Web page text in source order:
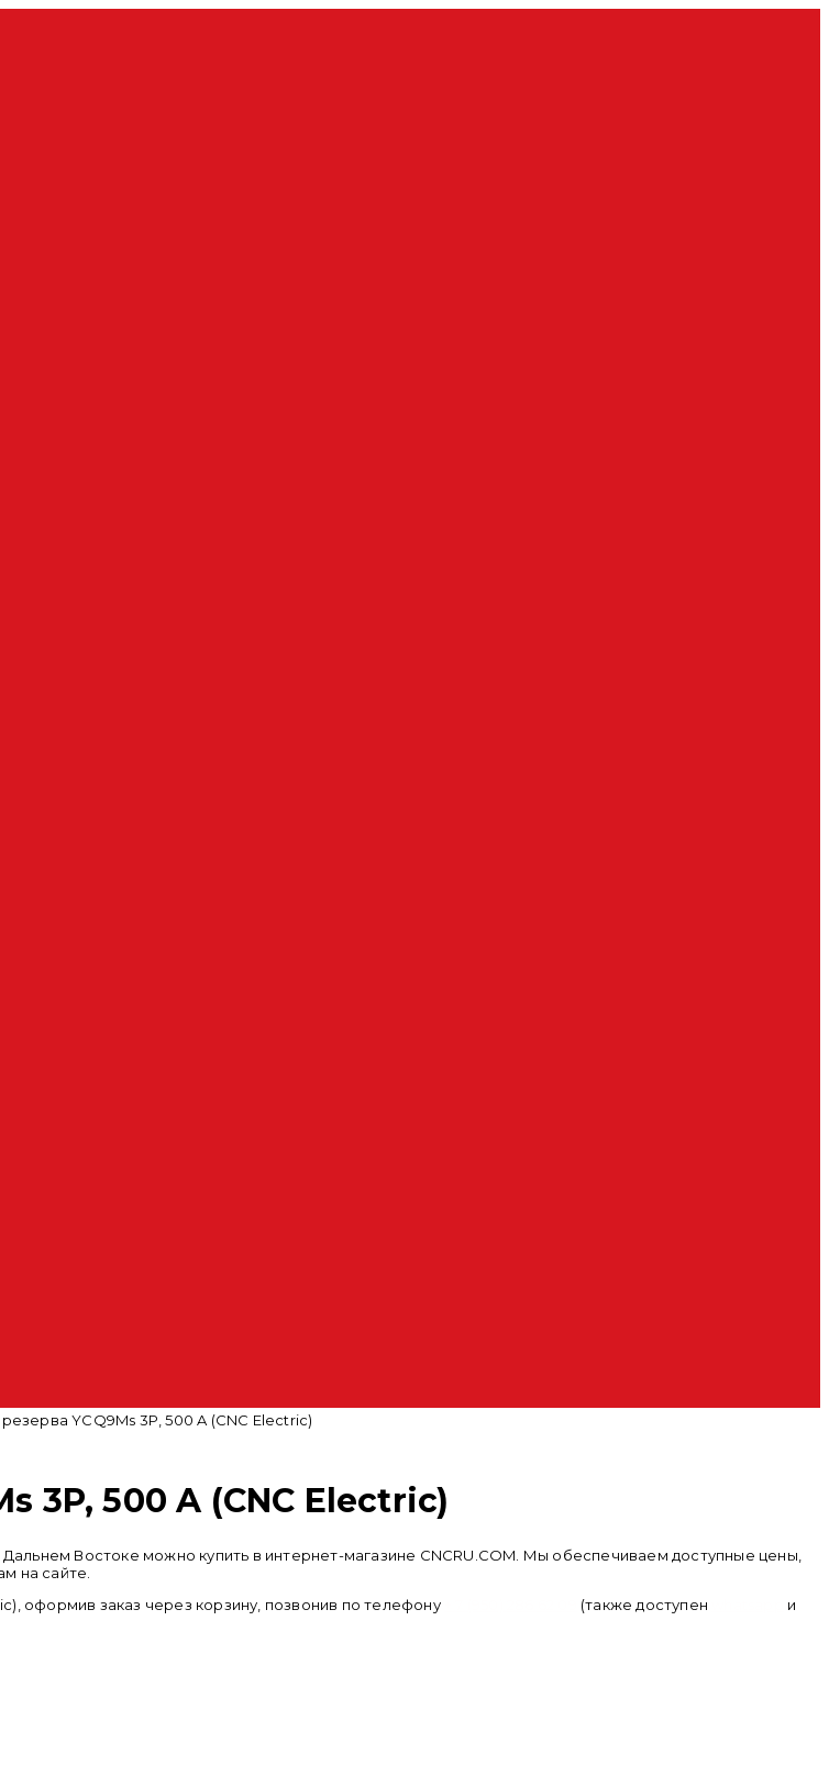
YCQ9Ms 3P, 500 A (CNC Electric)
3P, 500 A (CNC Electric)
Востоке можно купить в интернет-магазине CNCRU.COM. Мы обеспечиваем доступные цены,
на сайте.
оформив заказ через корзину, позвонив по телефону
(также доступен
и